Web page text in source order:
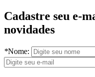
Cadastre seu e-
novidades
*Nome: